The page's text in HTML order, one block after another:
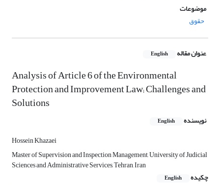
موضوعات
حقوق
عنوان مقاله English
Analysis of Article 6 of the Environmental
Protection and Improvement Law; Challenges and
Solutions
نویسنده English
Hossein Khazaei
Master of Supervision and Inspection Management, University of Judicial
Sciences and Administrative Services, Tehran, Iran
چکیده
English